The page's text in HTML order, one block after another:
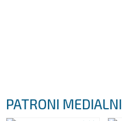
PATRONI MEDIALNI